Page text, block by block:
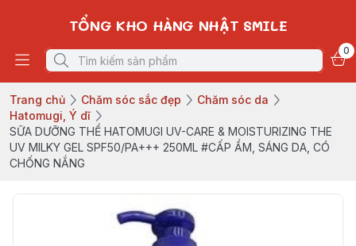
TỔNG KHO HÀNG NHẬT SMILE
0
Trang chủ Chăm sóc sắc đẹp
Chăm sóc da
Hatomugi, Ý dĩ
SỮA DƯỠNG THỂ HATOMUGI UV-CARE & MOISTURIZING THE
UV MILKY GEL SPF50/PA+++ 250ML #CẤP ẨM, SÁNG DA, CÓ
CHỐNG NẮNG